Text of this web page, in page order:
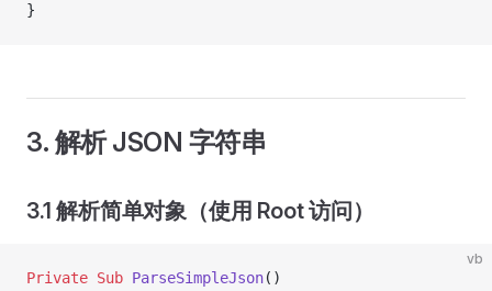
}
3. 解析 JSON 字符串
3.1 解析简单对象（使用 Root 访问）
vb
Private Sub ParseSimpleJson()